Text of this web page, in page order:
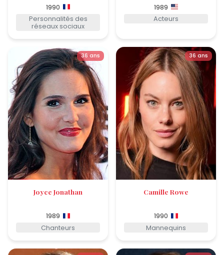
1990
Personnalités des
réseaux sociaux
1989
Acteurs
36 ans
Joyce Jonathan
1989
Chanteurs
36 ans
Camille Rowe
1990
Mannequins